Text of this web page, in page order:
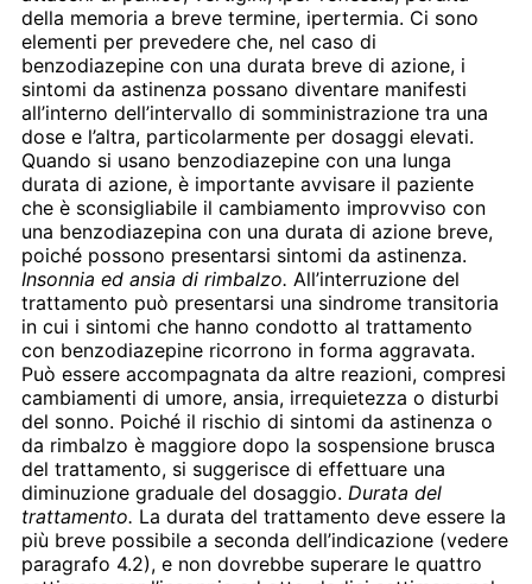
della memoria a breve termine, ipertermia. Ci sono
elementi per prevedere che, nel caso di
benzodiazepine con una durata breve di azione, i
sintomi da astinenza possano diventare manifesti
all’interno dell’intervallo di somministrazione tra una
dose e l’altra, particolarmente per dosaggi elevati.
Quando si usano benzodiazepine con una lunga
durata di azione, è importante avvisare il paziente
che è sconsigliabile il cambiamento improvviso con
una benzodiazepina con una durata di azione breve,
poiché possono presentarsi sintomi da astinenza.
Insonnia ed ansia di rimbalzo. All’interruzione del
trattamento può presentarsi una sindrome transitoria
in cui i sintomi che hanno condotto al trattamento
con benzodiazepine ricorrono in forma aggravata.
Può essere accompagnata da altre reazioni, compresi
cambiamenti di umore, ansia, irrequietezza o disturbi
del sonno. Poiché il rischio di sintomi da astinenza o
da rimbalzo è maggiore dopo la sospensione brusca
del trattamento, si suggerisce di effettuare una
diminuzione graduale del dosaggio. Durata del
trattamento. La durata del trattamento deve essere la
più breve possibile a seconda dell’indicazione (vedere
paragrafo 4.2), e non dovrebbe superare le quattro